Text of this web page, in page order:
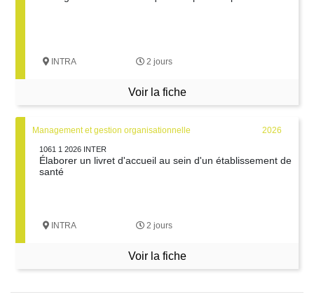
INTRA 2 jours
Voir la fiche
Management et gestion organisationnelle 2026
1061 1 2026 INTER
Élaborer un livret d'accueil au sein d'un établissement de
santé
INTRA 2 jours
Voir la fiche